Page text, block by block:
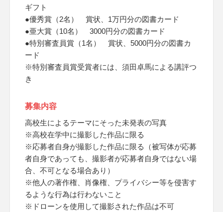
ギフト
●優秀賞（2名） 賞状、1万円分の図書カード
●亜大賞（10名） 3000円分の図書カード
●特別審査員賞（1名） 賞状、5000円分の図書カ
ード
※特別審査員賞受賞者には、須田卓馬による講評つ
き
募集内容
高校生によるテーマにそった未発表の写真
※高校在学中に撮影した作品に限る
※応募者自身が撮影した作品に限る（被写体が応募
者自身であっても、撮影者が応募者自身ではない場
合、不可となる場合あり）
※他人の著作権、肖像権、プライバシー等を侵害す
るような行為は行わないこと
※ドローンを使用して撮影された作品は不可